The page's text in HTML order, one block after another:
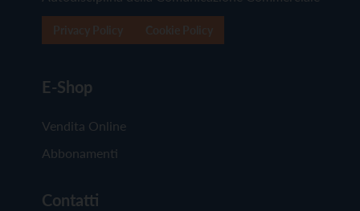
E-Shop
Vendita Online
Abbonamenti
Contatti